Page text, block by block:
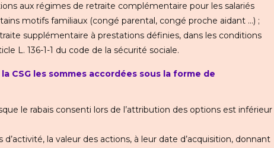
aux régimes de retraite complémentaire pour les salariés
motifs familiaux (congé parental, congé proche aidant …) ;
supplémentaire à prestations définies, dans les conditions
L. 136-1-1 du code de la sécurité sociale.
CSG les sommes accordées sous la forme de
le rabais consenti lors de l’attribution des options est inférieur
d’activité, la valeur des actions, à leur date d’acquisition, donnant